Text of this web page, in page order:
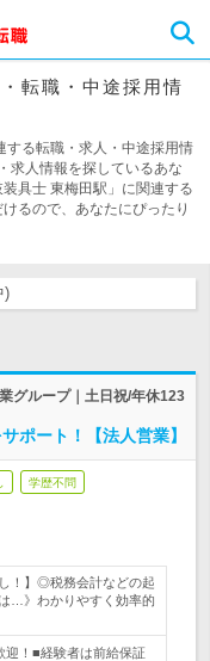
転職・中途採用情
する転職・求人・中途採用情
求人情報を探しているあな
具士 東梅田駅」に関連する
るので、あなたにぴったり
)
グループ｜土日祝/年休123
ポート！【法人営業】
学歴不問
！】◎税務会計などの起
…》わかりやすく効率的
迎！■経験者は前給保証